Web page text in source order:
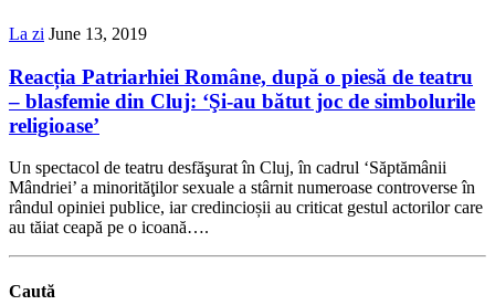
La zi June 13, 2019
Reacția Patriarhiei Române, după o piesă de teatru
– blasfemie din Cluj: ‘Şi-au bătut joc de simbolurile
religioase’
Un spectacol de teatru desfăşurat în Cluj, în cadrul ‘Săptămânii
Mândriei’ a minorităţilor sexuale a stârnit numeroase controverse în
rândul opiniei publice, iar credincioșii au criticat gestul actorilor care
au tăiat ceapă pe o icoană….
Caută